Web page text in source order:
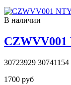
В наличии
30723929
1700 руб